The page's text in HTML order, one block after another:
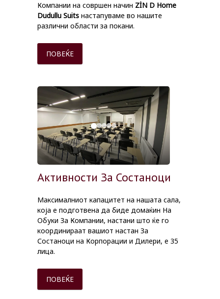
Компании на совршен начин ZİN D Home
Dudullu Suits настапуваме во нашите
различни области за покани.
ПОВЕЌЕ
Активности За Состаноци
Максималниот капацитет на нашата сала,
која е подготвена да биде домаќин На
Обуки За Компании, настани што ќе го
координираат вашиот настан За
Состаноци на Корпорации и Дилери, е 35
лица.
ПОВЕЌЕ